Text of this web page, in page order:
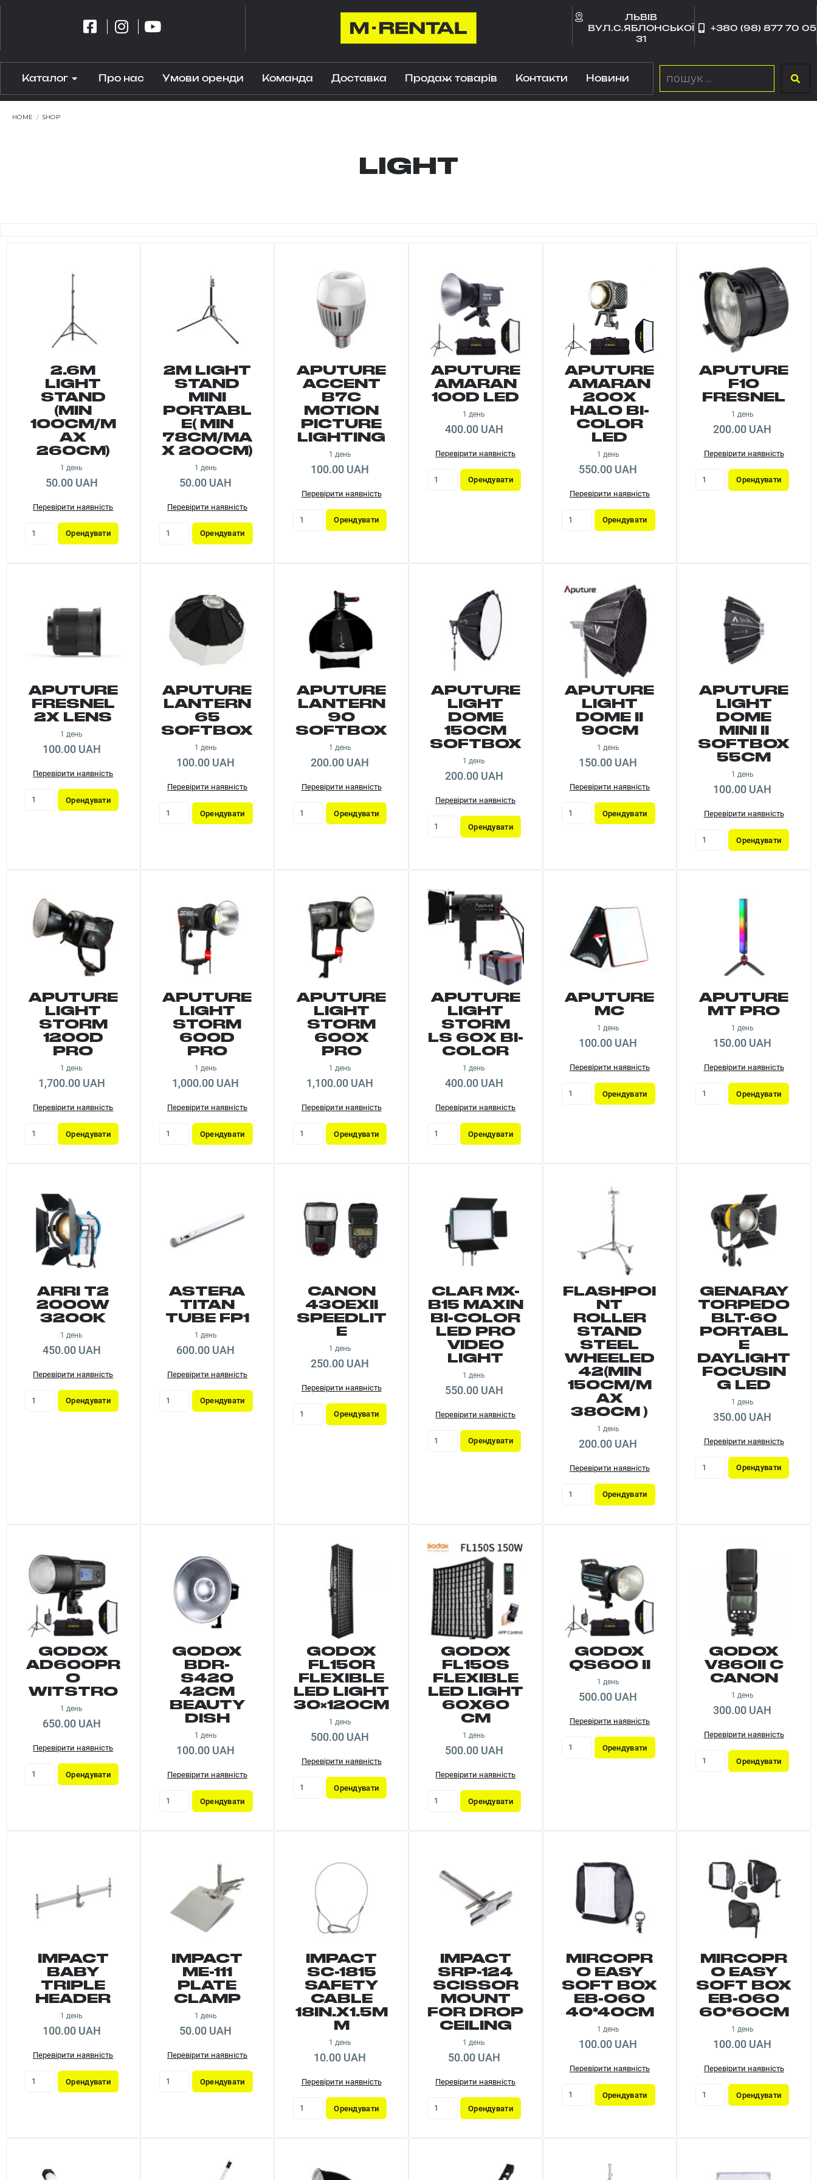
ЛЬВІВ
ВУЛ.С.ЯБЛОНСЬКОЇ
31
+380 (98) 877 70 05
Каталог Про нас Умови оренди Команда Доставка Продаж товарів Контакти Новини
HOME / SHOP
LIGHT
2.6M
LIGHT
STAND
(MIN
100CM/M
AX
260CM)
1 день
50.00 UAH
Перевірити наявність
Орендувати
2M LIGHT
STAND
MINI
PORTABL
E( MIN
78CM/MA
X 200CM)
1 день
50.00 UAH
Перевірити наявність
Орендувати
APUTURE
ACCENT
B7C
MOTION
PICTURE
LIGHTING
1 день
100.00 UAH
Перевірити наявність
Орендувати
APUTURE
AMARAN
100D LED
1 день
400.00 UAH
Перевірити наявність
Орендувати
APUTURE
AMARAN
200X
HALO BI-
COLOR
LED
1 день
550.00 UAH
Перевірити наявність
Орендувати
APUTURE
F10
FRESNEL
1 день
200.00 UAH
Перевірити наявність
Орендувати
APUTURE
FRESNEL
2X LENS
1 день
100.00 UAH
Перевірити наявність
Орендувати
APUTURE
LANTERN
65
SOFTBOX
1 день
100.00 UAH
Перевірити наявність
Орендувати
APUTURE
LANTERN
90
SOFTBOX
1 день
200.00 UAH
Перевірити наявність
Орендувати
APUTURE
LIGHT
DOME
150CM
SOFTBOX
1 день
200.00 UAH
Перевірити наявність
Орендувати
APUTURE
LIGHT
DOME II
90CM
1 день
150.00 UAH
Перевірити наявність
Орендувати
APUTURE
LIGHT
DOME
MINI II
SOFTBOX
55CM
1 день
100.00 UAH
Перевірити наявність
Орендувати
APUTURE
LIGHT
STORM
1200D
PRO
1 день
1,700.00 UAH
Перевірити наявність
Орендувати
APUTURE
LIGHT
STORM
600D
PRO
1 день
1,000.00 UAH
Перевірити наявність
Орендувати
APUTURE
LIGHT
STORM
600X
PRO
1 день
1,100.00 UAH
Перевірити наявність
Орендувати
APUTURE
LIGHT
STORM
LS 60X BI-
COLOR
1 день
400.00 UAH
Перевірити наявність
Орендувати
APUTURE
MC
1 день
100.00 UAH
Перевірити наявність
Орендувати
APUTURE
MT PRO
1 день
150.00 UAH
Перевірити наявність
Орендувати
ARRI T2
2000W
3200K
1 день
450.00 UAH
Перевірити наявність
Орендувати
ASTERA
TITAN
TUBE FP1
1 день
600.00 UAH
Перевірити наявність
Орендувати
CANON
430EXII
SPEEDLIT
E
1 день
250.00 UAH
Перевірити наявність
Орендувати
CLAR MX-
B15 MAXIN
BI-COLOR
LED PRO
VIDEO
LIGHT
1 день
550.00 UAH
Перевірити наявність
Орендувати
FLASHPOI
NT
ROLLER
STAND
STEEL
WHEELED
42(MIN
150CM/M
AX
380CM )
1 день
200.00 UAH
Перевірити наявність
Орендувати
GENARAY
TORPEDO
BLT-60
PORTABL
E
DAYLIGHT
FOCUSIN
G LED
1 день
350.00 UAH
Перевірити наявність
Орендувати
GODOX
AD600PR
O
WITSTRO
1 день
650.00 UAH
Перевірити наявність
Орендувати
GODOX
BDR-
S420
42CM
BEAUTY
DISH
1 день
100.00 UAH
Перевірити наявність
Орендувати
GODOX
FL150R
FLEXIBLE
LED LIGHT
30×120СМ
1 день
500.00 UAH
Перевірити наявність
Орендувати
GODOX
FL150S
FLEXIBLE
LED LIGHT
60Х60
СМ
1 день
500.00 UAH
Перевірити наявність
Орендувати
GODOX
QS600 II
1 день
500.00 UAH
Перевірити наявність
Орендувати
GODOX
V860II C
CANON
1 день
300.00 UAH
Перевірити наявність
Орендувати
IMPACT
BABY
TRIPLE
HEADER
1 день
100.00 UAH
Перевірити наявність
Орендувати
IMPACT
ME-111
PLATE
CLAMP
1 день
50.00 UAH
Перевірити наявність
Орендувати
IMPACT
SC-1815
SAFETY
CABLE
18IN.X1.5M
M
1 день
10.00 UAH
Перевірити наявність
Орендувати
IMPACT
SRP-124
SCISSOR
MOUNT
FOR DROP
CEILING
1 день
50.00 UAH
Перевірити наявність
Орендувати
MIRCOPR
O EASY
SOFT BOX
EB-060
40*40CM
1 день
100.00 UAH
Перевірити наявність
Орендувати
MIRCOPR
O EASY
SOFT BOX
EB-060
60*60CM
1 день
100.00 UAH
Перевірити наявність
Орендувати